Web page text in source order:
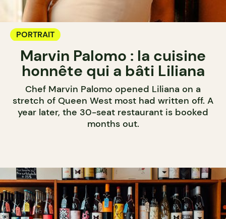
PORTRAIT
Marvin Palomo : la cuisine
honnête qui a bâti Liliana
Chef Marvin Palomo opened Liliana on a
stretch of Queen West most had written off. A
year later, the 30-seat restaurant is booked
months out.